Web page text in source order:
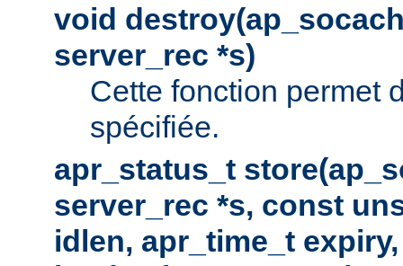
void
server_rec *s)
Cette fonction permet
spécifiée.
apr_status_t
server_rec *s, const
idlen, apr_time_t